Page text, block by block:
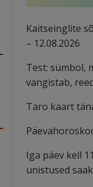
Kaitseinglite
– 12.08.2026
Test: sümbol,
vangistab,
Taro kaart
Iga päev kell
unistused